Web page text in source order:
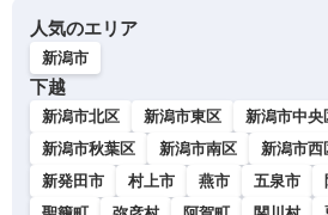
人気のエリア
新潟市
下越
新潟市北区 新潟市東区 新潟市中央
新潟市秋葉区
新潟市南区 新潟市西
新発田市
村上市 燕市 五泉市